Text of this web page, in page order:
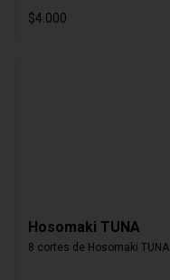
$4.000
Hosomaki TUNA
8 cortes de Hosomaki TUNA